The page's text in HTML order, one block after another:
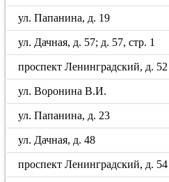
ул. Папанина, д. 19
ул. Дачная, д. 57; д. 57, стр. 1
проспект Ленинградский, д. 52
ул. Воронина В.И.
ул. Папанина, д. 23
ул. Дачная, д. 48
проспект Ленинградский, д. 54